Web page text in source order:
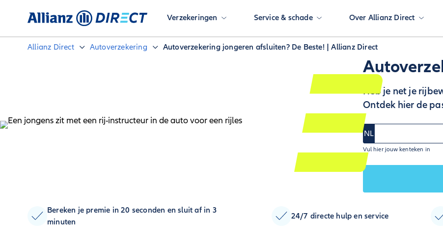
Verzekeringen Service & schade Over Allianz Direct
Allianz Direct Autoverzekering Autoverzekering jongeren afsluiten? De Beste! | Allianz Direct
Heb je net je
Ontdek hier de
NL
Vul hier jouw kenteken in
Bereken je premie in 20 seconden en sluit af in 3
minuten
24/7 directe hulp en service